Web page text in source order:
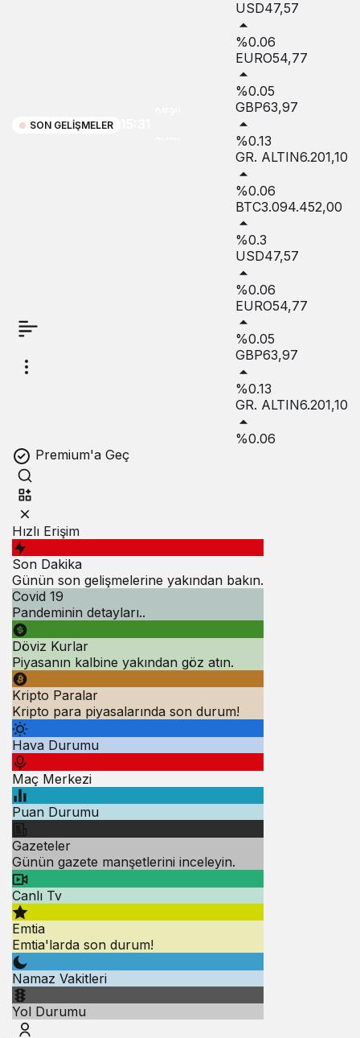
SON GELIŞMELER
USD47,57
%0.06
EURO54,77
%0.05
GBP63,97
%0.13
GR. ALTIN6.201,10
%0.06
BTC3.094.452,00
%0.3
USD47,57
%0.06
EURO54,77
%0.05
GBP63,97
%0.13
GR. ALTIN6.201,10
%0.06
Premium'a Geç
Hızlı Erişim
Son Dakika
Günün son gelişmelerine yakından bakın.
Covid 19
Pandeminin detayları..
Döviz Kurlar
Piyasanın kalbine yakından göz atın.
Kripto Paralar
Kripto para piyasalarında son durum!
Hava Durumu
Maç Merkezi
Puan Durumu
Gazeteler
Günün gazete manşetlerini inceleyin.
Canlı Tv
Emtia
Emtia'larda son durum!
Namaz Vakitleri
Yol Durumu